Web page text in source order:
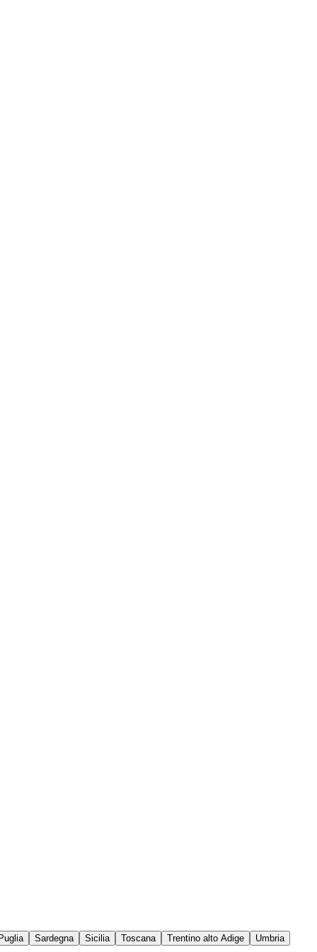
Sardegna Sicilia Toscana Trentino alto Adige Umbria